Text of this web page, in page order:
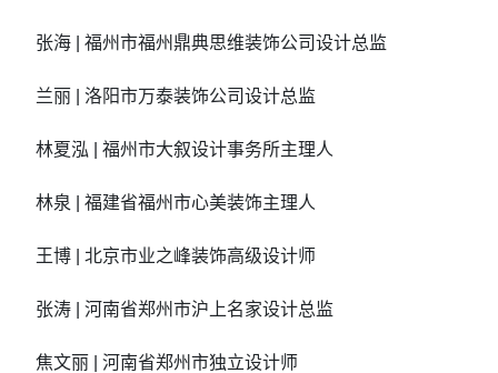
张海 | 福州市福州鼎典思维装饰公司设计总监
兰丽 | 洛阳市万泰装饰公司设计总监
林夏泓 | 福州市大叙设计事务所主理人
林泉 | 福建省福州市心美装饰主理人
王博 | 北京市业之峰装饰高级设计师
张涛 | 河南省郑州市沪上名家设计总监
焦文丽 | 河南省郑州市独立设计师